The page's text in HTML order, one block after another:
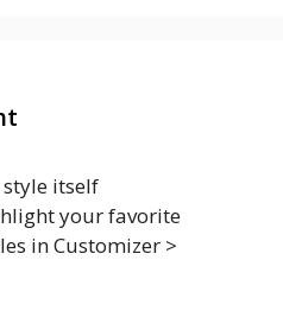
itself
your favorite
in Customizer >